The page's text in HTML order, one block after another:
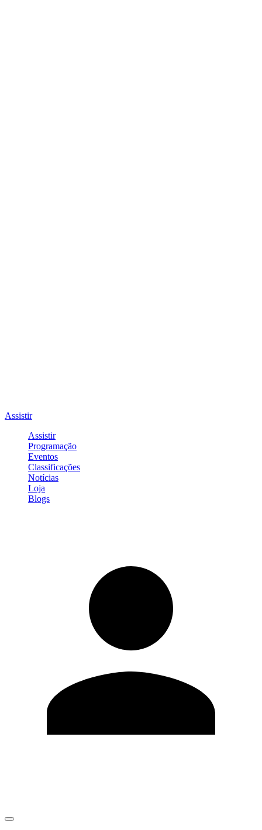
Assistir
Assistir
Programação
Eventos
Classificações
Notícias
Loja
Blogs